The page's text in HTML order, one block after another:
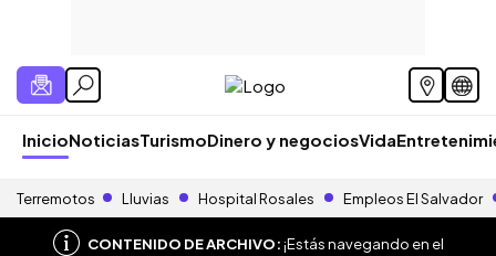
InicioNoticiasTurismoDinero y negociosVida
Terremotos Lluvias Hospital Rosales Empleos El Salvador
CONTENIDO DE ARCHIVO:¡Estás navegando en el